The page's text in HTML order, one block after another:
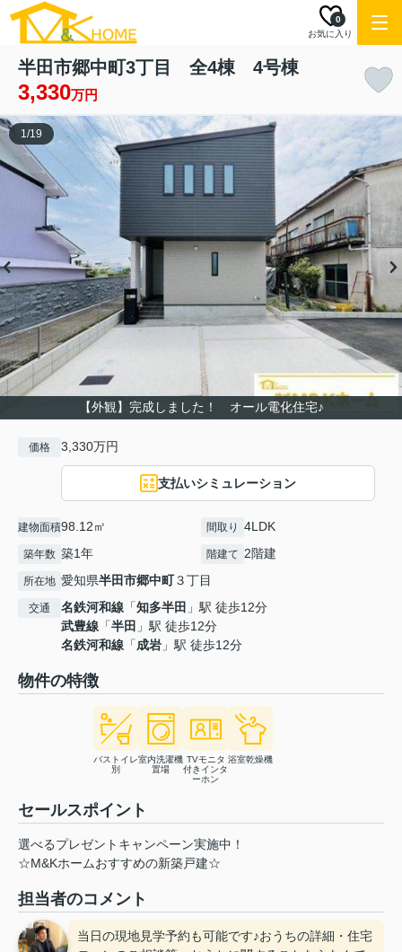
お気に入り
0
半田市郷中町3丁目 全4棟 4号棟
3,330万円
【外観】完成しました！ オール電化住宅♪
1/19
価格 3,330万円
支払いシミュレーション
建物面積98.12㎡ 間取り 4LDK
築年数 築1年 階建て 2階建
所在地 愛知県半田市郷中町３丁目
交通 名鉄河和線 「知多半田 」駅 徒歩12分
武豊線 「半田 」駅 徒歩12分
名鉄河和線 「成岩 」駅 徒歩12分
物件の特徴
バストイレ
別
室内洗濯機
置場
TVモニタ
付きインタ
ーホン
浴室乾燥機
セールスポイント
選べるプレゼントキャンペーン実施中！
☆M&Kホームおすすめの新築戸建☆
担当者のコメント
当日の現地見学予約も可能です♪おうちの詳細・住宅